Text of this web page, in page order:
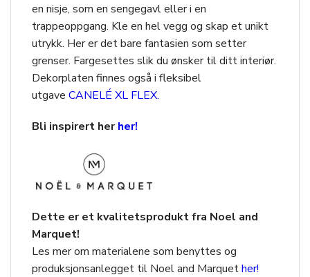
en nisje, som en sengegavl eller i en
trappeoppgang. Kle en hel vegg og skap et unikt
utrykk. Her er det bare fantasien som setter
grenser. Fargesettes slik du ønsker til ditt interiør.
Dekorplaten finnes også i fleksibel
utgave CANELÉ XL FLEX.
Bli inspirert herher!
Dette er et kvalitetsprodukt fra Noel and
Marquet!
Les mer om materialene som benyttes og
produksjonsanlegget til Noel and Marquether!